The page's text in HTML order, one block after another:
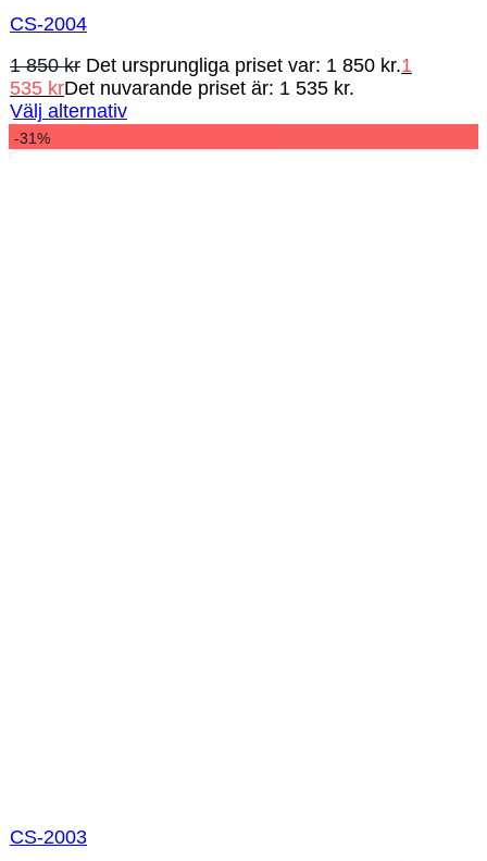
CS-2004
1 850kr Det ursprungliga priset var: 1 850 kr.1
535 krDet nuvarande priset är: 1 535 kr.
Välj alternativ
-31%
CS-2003